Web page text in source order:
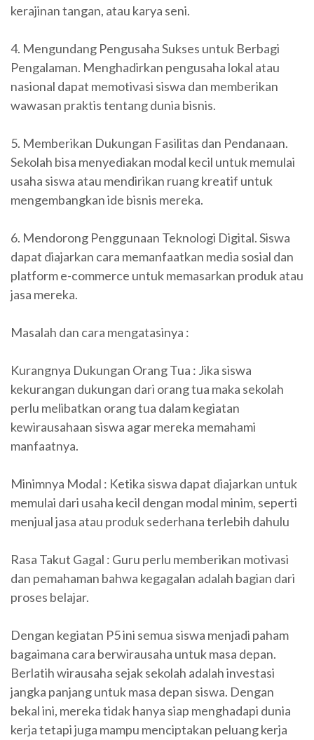
kerajinan tangan, atau karya seni.
4. Mengundang Pengusaha Sukses untuk Berbagi
Pengalaman. Menghadirkan pengusaha lokal atau
nasional dapat memotivasi siswa dan memberikan
wawasan praktis tentang dunia bisnis.
5. Memberikan Dukungan Fasilitas dan Pendanaan.
Sekolah bisa menyediakan modal kecil untuk memulai
usaha siswa atau mendirikan ruang kreatif untuk
mengembangkan ide bisnis mereka.
6. Mendorong Penggunaan Teknologi Digital. Siswa
dapat diajarkan cara memanfaatkan media sosial dan
platform e-commerce untuk memasarkan produk atau
jasa mereka.
Masalah dan cara mengatasinya :
Kurangnya Dukungan Orang Tua : Jika siswa
kekurangan dukungan dari orang tua maka sekolah
perlu melibatkan orang tua dalam kegiatan
kewirausahaan siswa agar mereka memahami
manfaatnya.
Minimnya Modal : Ketika siswa dapat diajarkan untuk
memulai dari usaha kecil dengan modal minim, seperti
menjual jasa atau produk sederhana terlebih dahulu
Rasa Takut Gagal : Guru perlu memberikan motivasi
dan pemahaman bahwa kegagalan adalah bagian dari
proses belajar.
Dengan kegiatan P5 ini semua siswa menjadi paham
bagaimana cara berwirausaha untuk masa depan.
Berlatih wirausaha sejak sekolah adalah investasi
jangka panjang untuk masa depan siswa. Dengan
bekal ini, mereka tidak hanya siap menghadapi dunia
kerja tetapi juga mampu menciptakan peluang kerja